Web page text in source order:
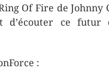
Of Fire de Johnny
d’écouter ce futur
: